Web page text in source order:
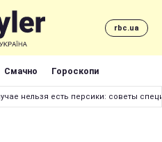
rbc.ua
Смачно Гороскопи
нельзя есть персики: советы